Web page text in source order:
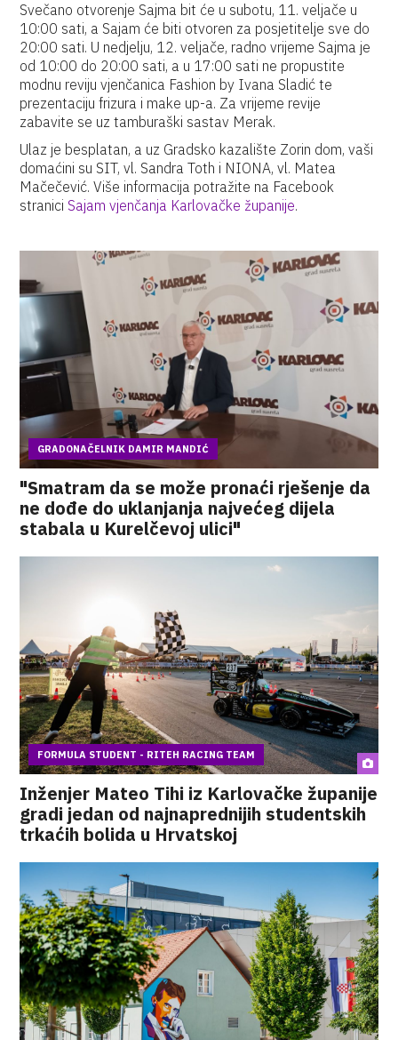
Svečano otvorenje Sajma bit će u subotu, 11. veljače u
10:00 sati, a Sajam će biti otvoren za posjetitelje sve do
20:00 sati. U nedjelju, 12. veljače, radno vrijeme Sajma je
od 10:00 do 20:00 sati, a u 17:00 sati ne propustite
modnu reviju vjenčanica Fashion by Ivana Sladić te
prezentaciju frizura i make up-a. Za vrijeme revije
zabavite se uz tamburaški sastav Merak.
Ulaz je besplatan, a uz Gradsko kazalište Zorin dom, vaši
domaćini su SIT, vl. Sandra Toth i NIONA, vl. Matea
Mačečević. Više informacija potražite na Facebook
stranici Sajam vjenčanja Karlovačke županije.
GRADONAČELNIK DAMIR MANDIĆ
"Smatram da se može pronaći rješenje da
ne dođe do uklanjanja najvećeg dijela
stabala u Kurelčevoj ulici"
FORMULA STUDENT - RITEH RACING TEAM
Inženjer Mateo Tihi iz Karlovačke županije
gradi jedan od najnaprednijih studentskih
trkaćih bolida u Hrvatskoj